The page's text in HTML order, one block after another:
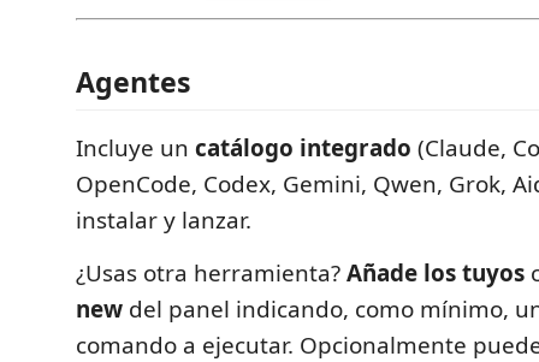
Agentes
Incluye un catálogo integrado (Claude,
OpenCode, Codex, Gemini, Qwen, Grok,
instalar y lanzar.
¿Usas otra herramienta?Añade los tuyos
new del panel indicando, como mínimo,
comando a ejecutar. Opcionalmente